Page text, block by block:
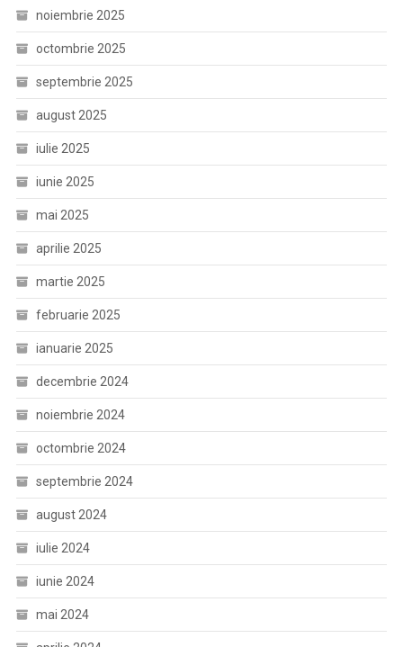
noiembrie 2025
octombrie 2025
septembrie 2025
august 2025
iulie 2025
iunie 2025
mai 2025
aprilie 2025
martie 2025
februarie 2025
ianuarie 2025
decembrie 2024
noiembrie 2024
octombrie 2024
septembrie 2024
august 2024
iulie 2024
iunie 2024
mai 2024